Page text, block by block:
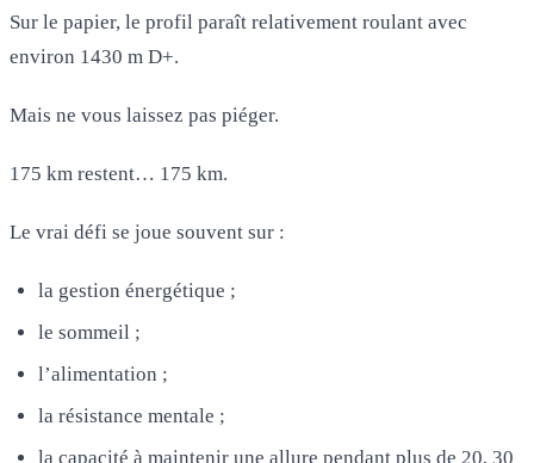
Sur le papier, le profil paraît relativement roulant avec
environ 1430 m D+.
Mais ne vous laissez pas piéger.
175 km restent… 175 km.
Le vrai défi se joue souvent sur :
la gestion énergétique ;
le sommeil ;
l’alimentation ;
la résistance mentale ;
la capacité à maintenir une allure pendant plus de 20, 30